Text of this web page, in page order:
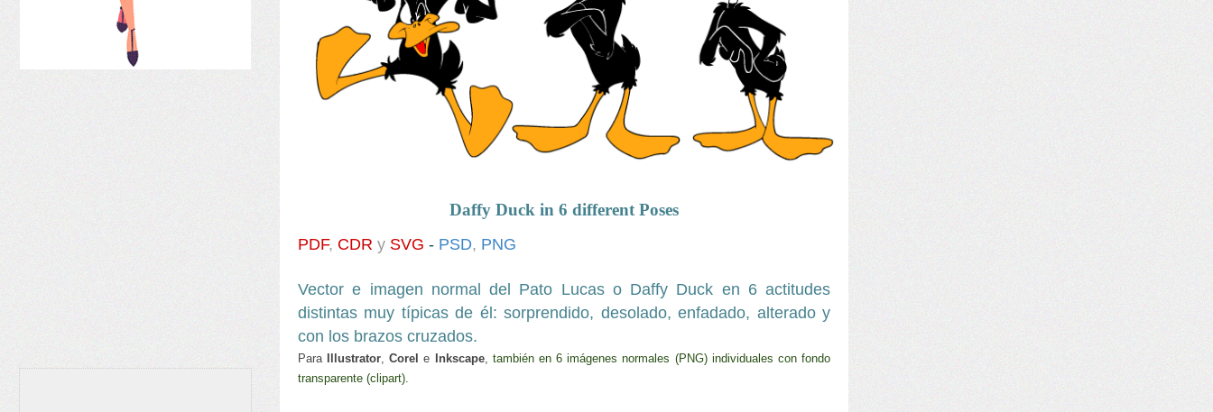
Daffy Duck in 6 different Poses
PDF, CDR y SVG - PSD, PNG
Vector e imagen normal del Pato Lucas o Daffy Duck en 6 actitudes
distintas muy típicas de él: sorprendido, desolado, enfadado, alterado y
con los brazos cruzados.
Para Illustrator ,Corel e Inkscape, también en 6 imágenesnormales (PNG) individuales confondo
transparente (clipart)